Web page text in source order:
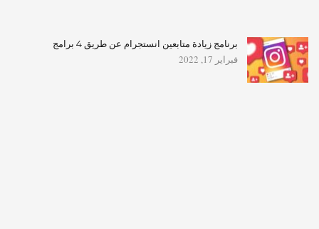
برنامج زيادة متابعين انستجرام عن طريق 4 برامج
فبراير 17, 2022